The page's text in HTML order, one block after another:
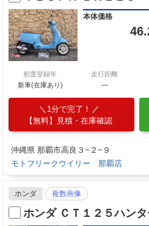
本体価格
初度登録年
新車(在庫あり)
走行距離
―
1分で完了！
【無料】見積・在庫確認
沖縄県 那覇市高良３−２−９
モトフリークウイリー 那覇店
ホンダ 複数画像
ホンダ ＣＴ１２５ハン